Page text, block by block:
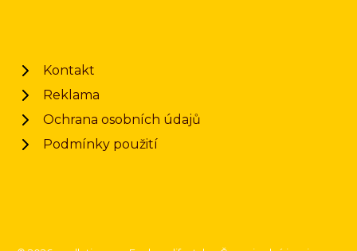
Kontakt
Reklama
Ochrana osobních údajů
Podmínky použití